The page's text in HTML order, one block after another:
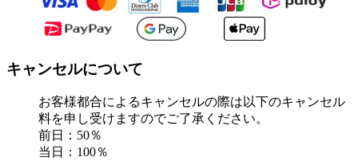
キャンセルについて
お客様都合によるキャンセルの際は以下のキャンセル
料を申し受けますのでご了承ください。
前日：50％
当日：100％